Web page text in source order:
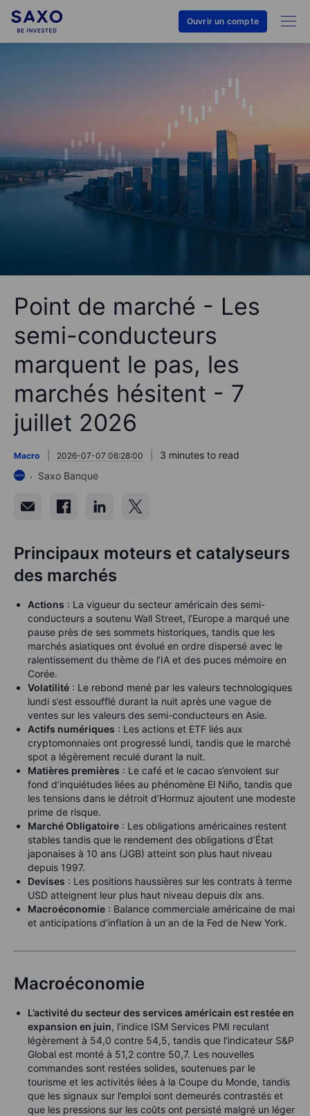
Ouvrir un compte
Point de marché - Les
semi-conducteurs
marquent le pas, les
marchés hésitent - 7
juillet 2026
Macro 2026-07-07 06:28:00
3 minutes to read
Saxo Banque
Principaux moteurs et catalyseurs
des marchés
Actions : La vigueur du secteur américain des semi-
conducteurs a soutenu Wall Street, l’Europe a marqué une
pause près de ses sommets historiques, tandis que les
marchés asiatiques ont évolué en ordre dispersé avec le
ralentissement du thème de l’IA et des puces mémoire en
Corée.
Volatilité : Le rebond mené par les valeurs technologiques
lundi s’est essoufflé durant la nuit après une vague de
ventes sur les valeurs des semi-conducteurs en Asie.
Actifs numériques : Les actions et ETF liés aux
cryptomonnaies ont progressé lundi, tandis que le marché
spot a légèrement reculé durant la nuit.
Matières premières : Le café et le cacao s’envolent sur
fond d’inquiétudes liées au phénomène El Niño, tandis que
les tensions dans le détroit d’Hormuz ajoutent une modeste
prime de risque.
Marché Obligatoire : Les obligations américaines restent
stables tandis que le rendement des obligations d’État
japonaises à 10 ans (JGB) atteint son plus haut niveau
depuis 1997.
Devises : Les positions haussières sur les contrats à terme
USD atteignent leur plus haut niveau depuis dix ans.
Macroéconomie : Balance commerciale américaine de mai
et anticipations d’inflation à un an de la Fed de New York.
Macroéconomie
L’activité du secteur des services américain est restée en
expansion en juin, l’indice ISM Services PMI reculant
légèrement à 54,0 contre 54,5, tandis que l’indicateur S&P
Global est monté à 51,2 contre 50,7. Les nouvelles
commandes sont restées solides, soutenues par le
tourisme et les activités liées à la Coupe du Monde, tandis
que les signaux sur l’emploi sont demeurés contrastés et
que les pressions sur les coûts ont persisté malgré un léger